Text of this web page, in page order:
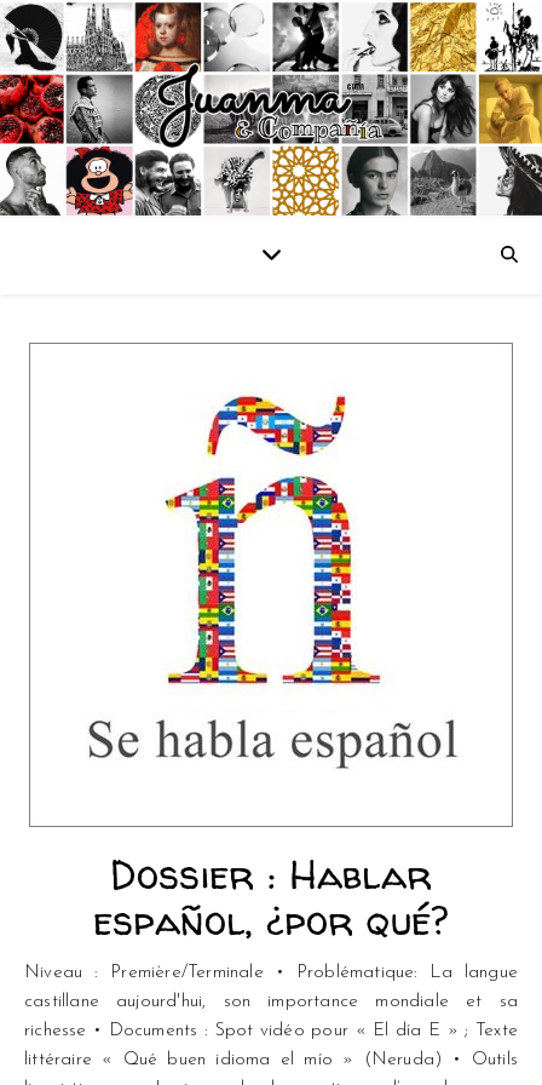
Dossier : Hablar
español, ¿por qué?
Niveau : Première/Terminale • Problématique: La langue
castillane aujourd'hui, son importance mondiale et sa
richesse • Documents : Spot vidéo pour « El día E » ; Texte
littéraire « Qué buen idioma el mío » (Neruda) • Outils